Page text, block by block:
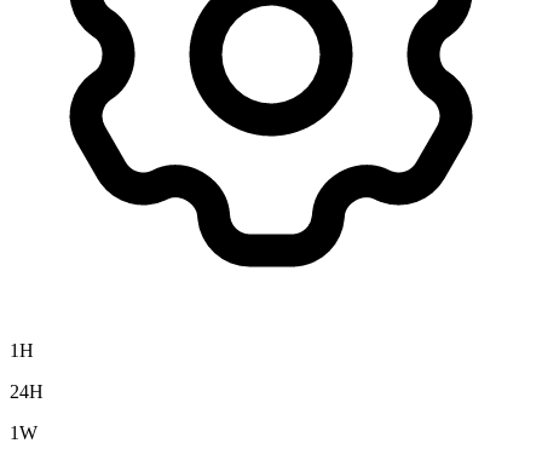
1H
24H
1W